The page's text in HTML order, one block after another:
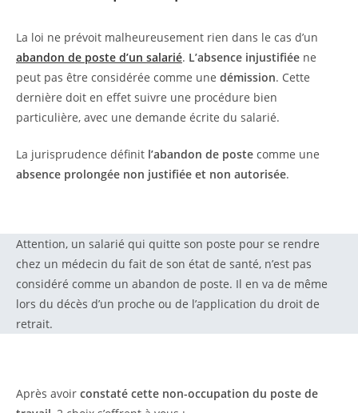
La loi ne prévoit malheureusement rien dans le cas d’un
abandon de poste d’un salarié. L’absence injustifiée ne
peut pas être considérée comme une démission. Cette
dernière doit en effet suivre une procédure bien
particulière, avec une demande écrite du salarié.
La jurisprudence définit l’abandon de poste comme une
absence prolongée non justifiée et non autorisée.
Attention, un salarié qui quitte son poste pour se rendre
chez un médecin du fait de son état de santé, n’est pas
considéré comme un abandon de poste. Il en va de même
lors du décès d’un proche ou de l’application du droit de
retrait.
Après avoir constaté cette non-occupation du poste de